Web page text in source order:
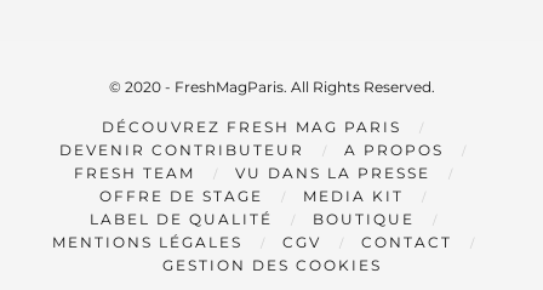
© 2020 - FreshMagParis. All Rights Reserved.
DÉCOUVREZ FRESH MAG PARIS
DEVENIR CONTRIBUTEUR
A PROPOS
FRESH TEAM
VU DANS LA PRESSE
OFFRE DE STAGE
MEDIA KIT
LABEL DE QUALITÉ
BOUTIQUE
MENTIONS LÉGALES
CGV
CONTACT
GESTION DES COOKIES